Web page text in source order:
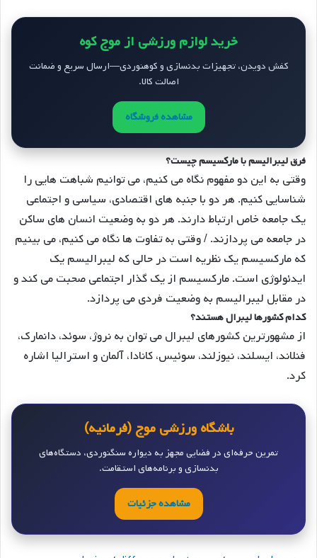
خرید لوازم ورزشی از موج کوه
کفش دویدن، تجهیزات بدنسازی و کوهنوردی—ارسال سریع و ضمانت
اصالت کالا.
مشاهده فروشگاه
فرق لیبرالیسم با مارکسیسم چیست؟
وقتی به این دو مفهوم نگاه می کنیم، می توانیم شباهت هایی را
شناسایی کنیم. هر دو با جنبه های اقتصادی، سیاسی و اجتماعی
یک جامعه خاص ارتباط دارند. هر دو به وضعیت انسان های ساکن
در جامعه می پردازند. / وقتی به تفاوت ها نگاه می کنیم، می بینیم
که مارکسیسم یک نظریه است در حالی که لیبرالیسم یک
ایدئولوژی است. مارکسیسم از یک گذار اجتماعی صحبت می کند و
در مقابل لیبرالیسم به وضعیت فردی می پردازد.
کدام کشورها لیبرال هستند؟
از مشهورترین کشورهای لیبرال می توان به نروژ، سوئد، دانمارک،
فنلاند، ایسلند، نیوزلند، سوئیس، کانادا، آلمان و استرالیا اشاره
کرد.
باشگاه ورزشی موج (فرمانیه)
تمرین حرفه‌ای در فضایی مجهز به دیواره سنگنوردی، دستگاه‌های
بدنسازی و برنامه‌های استقامت.
مشاهده جزئیات